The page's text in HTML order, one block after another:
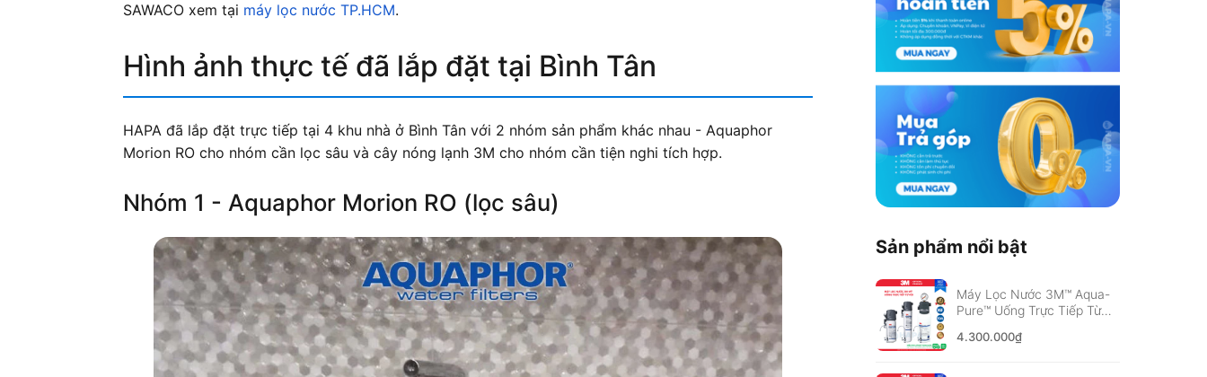
SAWACO xem tại máy lọc nước TP.HCM.
Hình ảnh thực tế đã lắp đặt tại Bình Tân
HAPA đã lắp đặt trực tiếp tại 4 khu nhà ở Bình Tân với 2 nhóm sản phẩm khác nhau - Aquaphor
Morion RO cho nhóm cần lọc sâu và cây nóng lạnh 3M cho nhóm cần tiện nghi tích hợp.
Nhóm 1 - Aquaphor Morion RO (lọc sâu)
Sản phẩm nổi bật
Máy Lọc Nước 3M™ Aqua-
Pure™ Uống Trực Tiếp Từ
Nhập Khẩu Mỹ
4.300.000₫